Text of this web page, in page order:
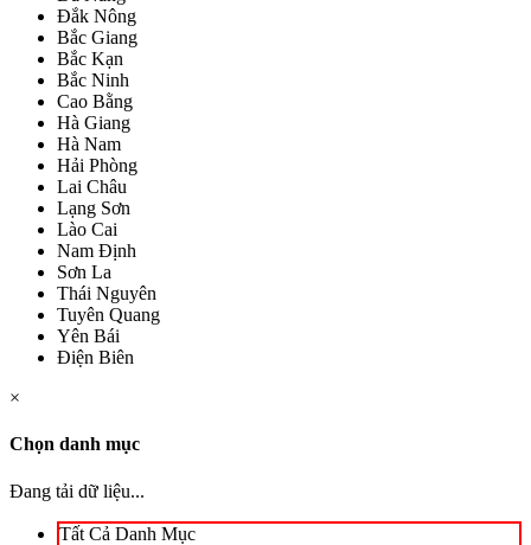
Đắk Nông
Bắc Giang
Bắc Kạn
Bắc Ninh
Cao Bằng
Hà Giang
Hà Nam
Hải Phòng
Lai Châu
Lạng Sơn
Lào Cai
Nam Định
Sơn La
Thái Nguyên
Tuyên Quang
Yên Bái
Điện Biên
×
Chọn danh mục
Đang tải dữ liệu...
Tất Cả Danh Mục